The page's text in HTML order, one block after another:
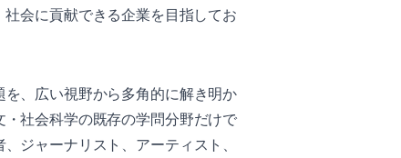
会に貢献できる企業を目指してお
、広い視野から多角的に解き明か
社会科学の既存の学問分野だけで
ジャーナリスト、アーティスト、